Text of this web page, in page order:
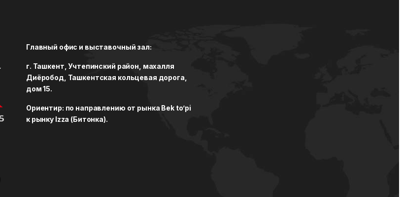
Главный офис и выставочный зал:
г. Ташкент, Учтепинский район, махалля
Диёробод, Ташкентская кольцевая дорога,
дом 15.
Ориентир: по направлению от рынка Bek to’pi
к рынку Izza (Битонка).